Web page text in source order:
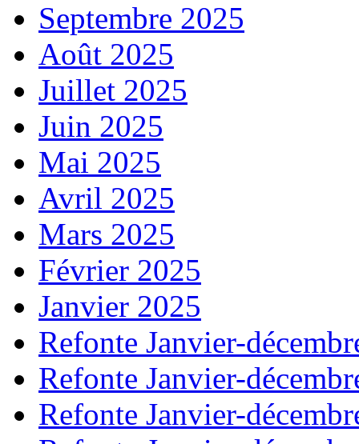
Septembre 2025
Août 2025
Juillet 2025
Juin 2025
Mai 2025
Avril 2025
Mars 2025
Février 2025
Janvier 2025
Refonte Janvier-
Refonte Janvier-
Refonte Janvier-